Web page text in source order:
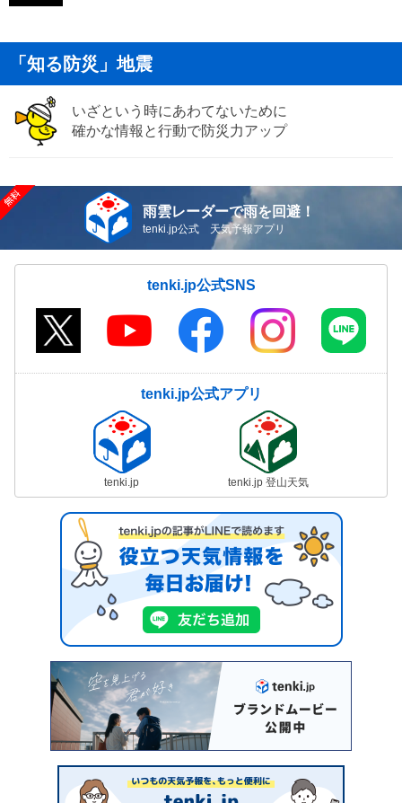
「知る防災」地震
いざという時にあわてないために
確かな情報と行動で防災力アップ
雨雲レーダーで雨を回避！
tenki.jp公式 天気予報アプリ
tenki.jp公式SNS
tenki.jp公式アプリ
tenki.jp tenki.jp 登山天気